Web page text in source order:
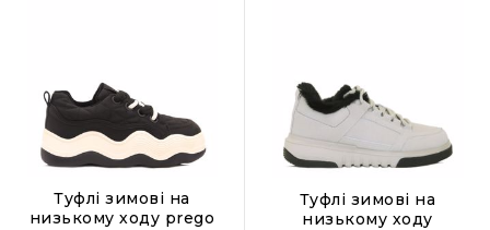
Туфлі зимові на
низькому ходу prego
Туфлі зимові на
низькому ходу